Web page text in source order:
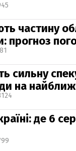
частину
прогноз
сильну
на
де 6